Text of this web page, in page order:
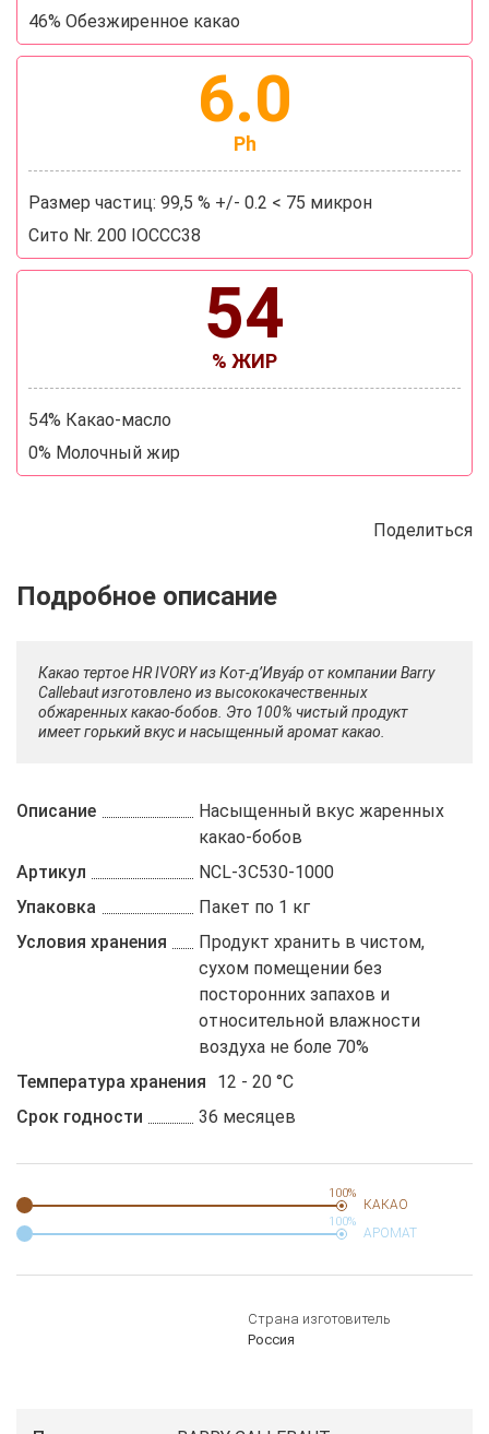
46% Обезжиренное какао
6.0
Ph
Размер частиц: 99,5 % +/- 0.2 < 75 микрон
Сито Nr. 200 IOCCC38
54
% ЖИР
54% Какао-масло
0% Молочный жир
Поделиться
Описание Отзывы Рецепты
Какао тертое HR IVORY из Кот-д’Ивуа́р от компании Barry
Callebaut изготовлено из высококачественных
обжаренных какао-бобов. Это 100% чистый продукт
имеет горький вкус и насыщенный аромат какао.
Описание
Насыщенный вкус жаренных
какао-бобов
Артикул
NCL-3C530-1000
Упаковка
Пакет по 1 кг
Условия хранения
Продукт хранить в чистом,
сухом помещении без
посторонних запахов и
относительной влажности
воздуха не боле 70%
Температура хранения
12 - 20 °C
Срок годности
36 месяцев
100%
КАКАО
100%
АРОМАТ
Страна изготовитель
Россия